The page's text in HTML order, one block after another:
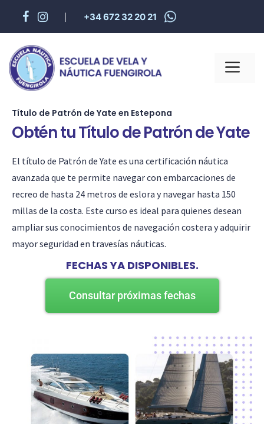
+34 672 32 20 21
Título de Patrón de Yate en Estepona
Obtén tu Título de Patrón de Yate
El título de Patrón de Yate es una certificación náutica
avanzada que te permite navegar con embarcaciones de
recreo de hasta 24 metros de eslora y navegar hasta 150
millas de la costa. Este curso es ideal para quienes desean
ampliar sus conocimientos de navegación costera y adquirir
mayor seguridad en travesías náuticas.
FECHAS YA DISPONIBLES.
Consultar próximas fechas